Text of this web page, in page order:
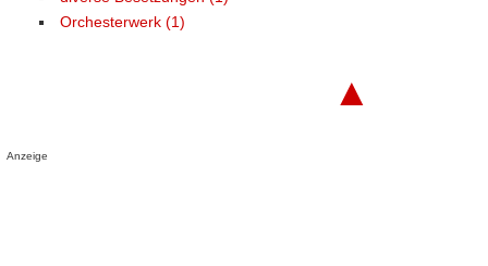
Orchesterwerk (1)
▲
Anzeige